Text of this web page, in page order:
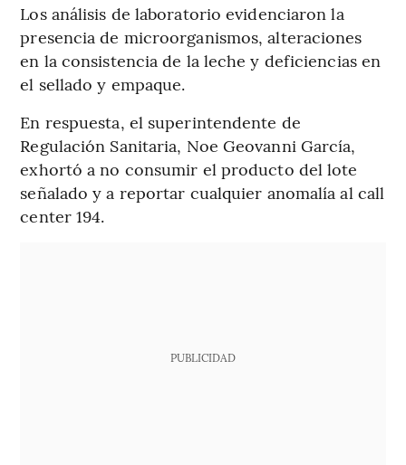
Los análisis de laboratorio evidenciaron la
presencia de microorganismos, alteraciones
en la consistencia de la leche y deficiencias en
el sellado y empaque.
En respuesta, el superintendente de
Regulación Sanitaria, Noe Geovanni García,
exhortó a no consumir el producto del lote
señalado y a reportar cualquier anomalía al call
center 194.
PUBLICIDAD